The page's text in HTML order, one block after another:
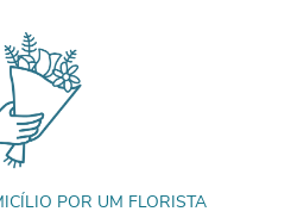
POR UM FLORISTA